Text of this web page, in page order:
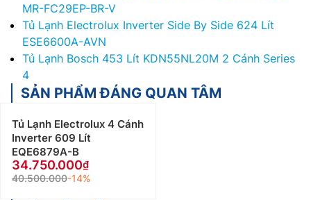
MR-FC29EP-BR-V
Tủ Lạnh Electrolux Inverter Side By Side 624 Lít
ESE6600A-AVN
Tủ Lạnh Bosch 453 Lít KDN55NL20M 2 Cánh Series
4
SẢN PHẨM ĐÁNG QUAN TÂM
Tủ Lạnh Electrolux 4 Cánh
Inverter 609 Lít
EQE6879A-B
34.750.000
40.500.000-14%